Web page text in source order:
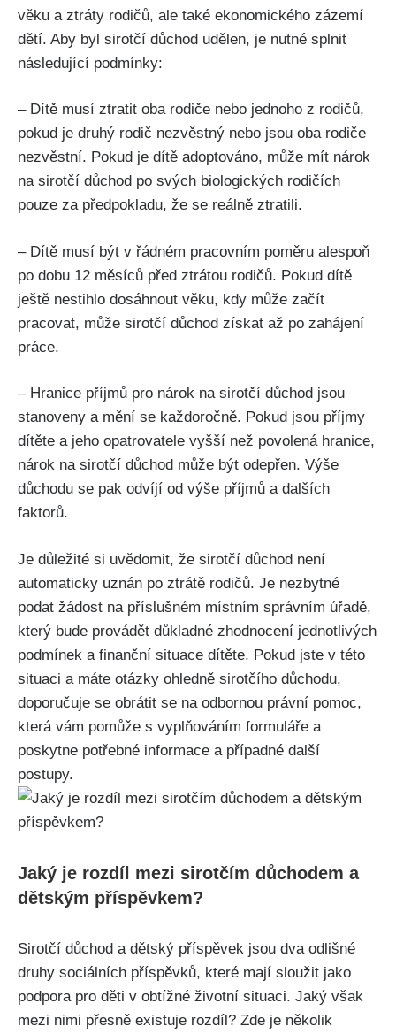
věku a ztráty rodičů, ale také ekonomického zázemí
dětí. Aby byl sirotčí důchod udělen, je nutné splnit
následující podmínky:
– Dítě musí ztratit oba rodiče nebo jednoho z rodičů,
pokud je druhý rodič nezvěstný nebo jsou oba rodiče
nezvěstní. Pokud je dítě adoptováno, může mít nárok
na sirotčí důchod po svých biologických rodičích
pouze za předpokladu, že se reálně ztratili.
– Dítě musí být v řádném pracovním poměru alespoň
po dobu 12 měsíců před ztrátou rodičů. Pokud dítě
ještě nestihlo dosáhnout věku, kdy může začít
pracovat, může sirotčí důchod získat až po zahájení
práce.
– Hranice příjmů pro nárok na sirotčí důchod jsou
stanoveny a mění se každoročně. Pokud jsou příjmy
dítěte a jeho opatrovatele vyšší než povolená hranice,
nárok na sirotčí důchod může být odepřen. Výše
důchodu se pak odvíjí od výše příjmů a dalších
faktorů.
Je důležité si uvědomit, že sirotčí důchod není
automaticky uznán po ztrátě rodičů. Je nezbytné
podat žádost na příslušném místním správním úřadě,
který bude provádět důkladné zhodnocení jednotlivých
podmínek a finanční situace dítěte. Pokud jste v této
situaci a máte otázky ohledně sirotčího důchodu,
doporučuje se obrátit se na odbornou právní pomoc,
která vám pomůže s vyplňováním formuláře a
poskytne potřebné informace a případné další
postupy.
Jaký je rozdíl mezi sirotčím důchodem a
dětským příspěvkem?
Sirotčí důchod a dětský příspěvek jsou dva odlišné
druhy sociálních příspěvků, které mají sloužit jako
podpora pro děti v obtížné životní situaci. Jaký však
mezi nimi přesně existuje rozdíl? Zde je několik